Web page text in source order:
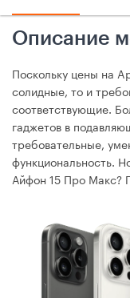
Описание
Поскольку цены на
солидные, то и
соответствующие.
гаджетов в
требовательные,
функциональность.
Айфон 15 Про Макс?